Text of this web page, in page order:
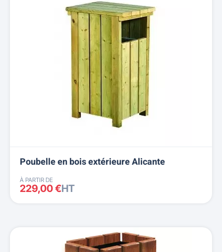
Poubelle en bois extérieure Alicante
À PARTIR DE
229,00 €HT